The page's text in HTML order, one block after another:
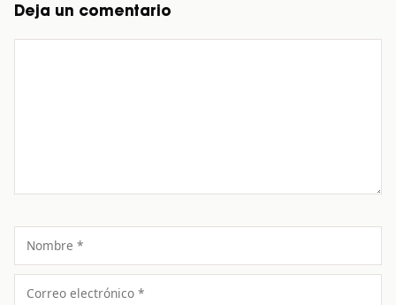
Deja un comentario
Nombre
Correo